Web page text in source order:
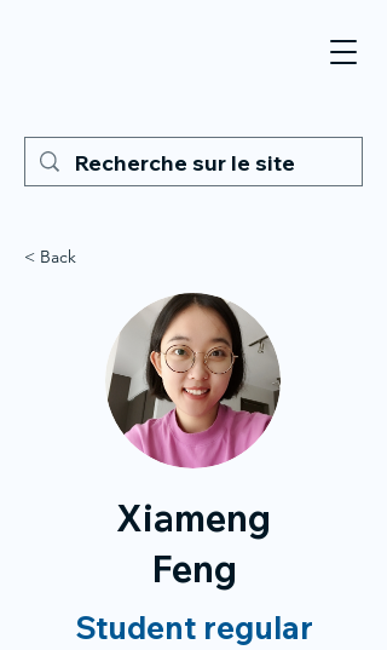
< Back
Xiameng
Feng
Student regular